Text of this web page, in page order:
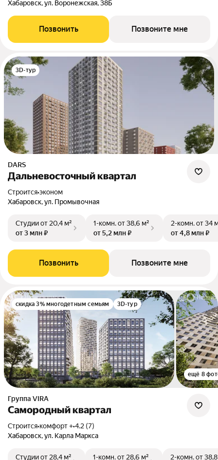
Хабаровск, ул. Воронежская, 38Б
Позвонить Позвоните мне
3D-тур
DARS
Дальневосточный квартал
Строится•эконом
Хабаровск, ул. Промывочная
Студииот 20,4 м²
от 3 млн ₽
1-комн.от 38,6 м²
от 5,2 млн ₽
2-комн.от 34
от 4,8 млн ₽
Позвонить Позвоните мне
скидка 3% многодетным семьям 3D-тур
ещё 8
Группа VIRA
Самородный квартал
Строится•комфорт +•4.2 (7)
Хабаровск, ул. Карла Маркса
Студииот 28,4 м²
1-комн.от 28,6 м²
2-комн.от